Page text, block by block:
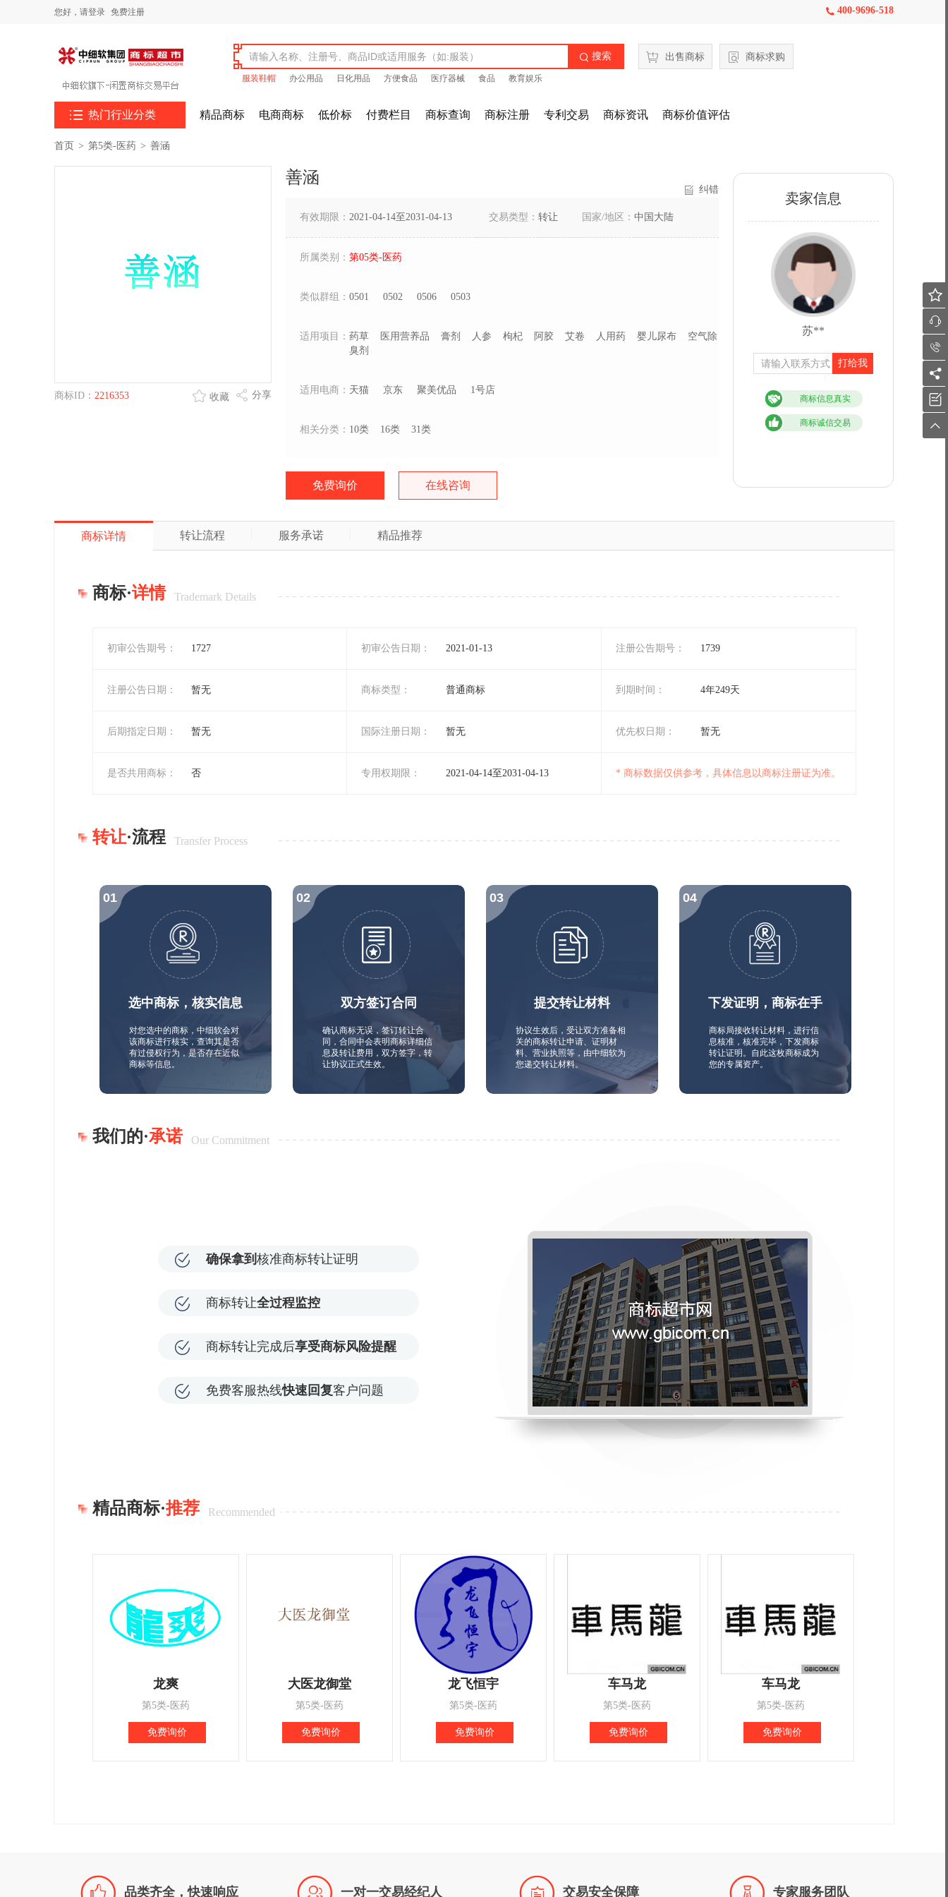
您好， 请登录 免费注册  400-9696-518
 搜索
服装鞋帽 办公用品 日化用品 方便食品 医疗器械 食品 教育娱乐
出售商标 商标求购
 热门行业分类 精品商标 电商商标 低价标 付费栏目 商标查询 商标注册 专利交易 商标资讯 商标价值评估
首页 > 第5类-医药 > 善涵
商标ID： 2216353 分享
收藏
善涵
纠错
有效期限： 2021-04-14至2031-04-13 交易类型： 转让 国家/地区： 中国大陆
所属类别： 第05类-医药
类似群组： 0501 0502 0506 0503
适用项目： 药草 医用营养品 膏剂 人参 枸杞 阿胶 艾卷 人用药 婴儿尿布
空气除
臭剂
适用电商： 天猫 京东 聚美优品 1号店
相关分类： 10类 16类 31类
免费询价 在线咨询
卖家信息
苏**
打给我
商标信息真实
商标诚信交易
商标详情 转让流程 服务承诺 精品推荐
商标·详情 Trademark Details
初审公告期号： 1727 初审公告日期： 2021-01-13 注册公告期号： 1739
注册公告日期： 暂无 商标类型： 普通商标 到期时间： 4年249天
后期指定日期： 暂无 国际注册日期： 暂无 优先权日期： 暂无
是否共用商标： 否 专用权期限： 2021-04-14至2031-04-13 * 商标数据仅供参考，具体信息以商标注册证为准。
转让·流程 Transfer Process
选中商标，核实信息
对您选中的商标，中细软会对
该商标进行核实，查询其是否
有过侵权行为，是否存在近似
商标等信息。
双方签订合同
确认商标无误，签订转让合
同，合同中会表明商标详细信
息及转让费用，双方签字，转
让协议正式生效。
提交转让材料
协议生效后，受让双方准备相
关的商标转让申请、证明材
料、营业执照等，由中细软为
您递交转让材料。
下发证明，商标在手
商标局接收转让材料，进行信
息核准，核准完毕，下发商标
转让证明。自此这枚商标成为
您的专属资产。
我们的·承诺 Our Commitment
确保拿到 核准商标转让证明
商标转让全过程监控
商标转让完成后享受商标风险提醒
免费客服热线快速回复客户问题
精品商标·推荐 Recommended
龙爽
第5类-医药
免费询价
大医龙御堂
第5类-医药
免费询价
龙飞恒宇
第5类-医药
免费询价
车马龙
第5类-医药
免费询价
车马龙
第5类-医药
免费询价
品类齐全，快速响应 一对一交易经纪人 交易安全保障 专家服务团队





